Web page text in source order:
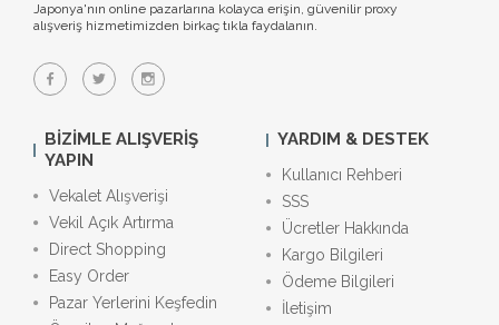
Japonya'nın online pazarlarına kolayca erişin, güvenilir proxy
alışveriş hizmetimizden birkaç tıkla faydalanın.
BIZIMLE ALIŞVERIŞ
YAPIN
Vekalet Alışverişi
Vekil Açık Artırma
Direct Shopping
Easy Order
Pazar Yerlerini Keşfedin
YARDIM & DESTEK
Kullanıcı Rehberi
SSS
Ücretler Hakkında
Kargo Bilgileri
Ödeme Bilgileri
İletişim